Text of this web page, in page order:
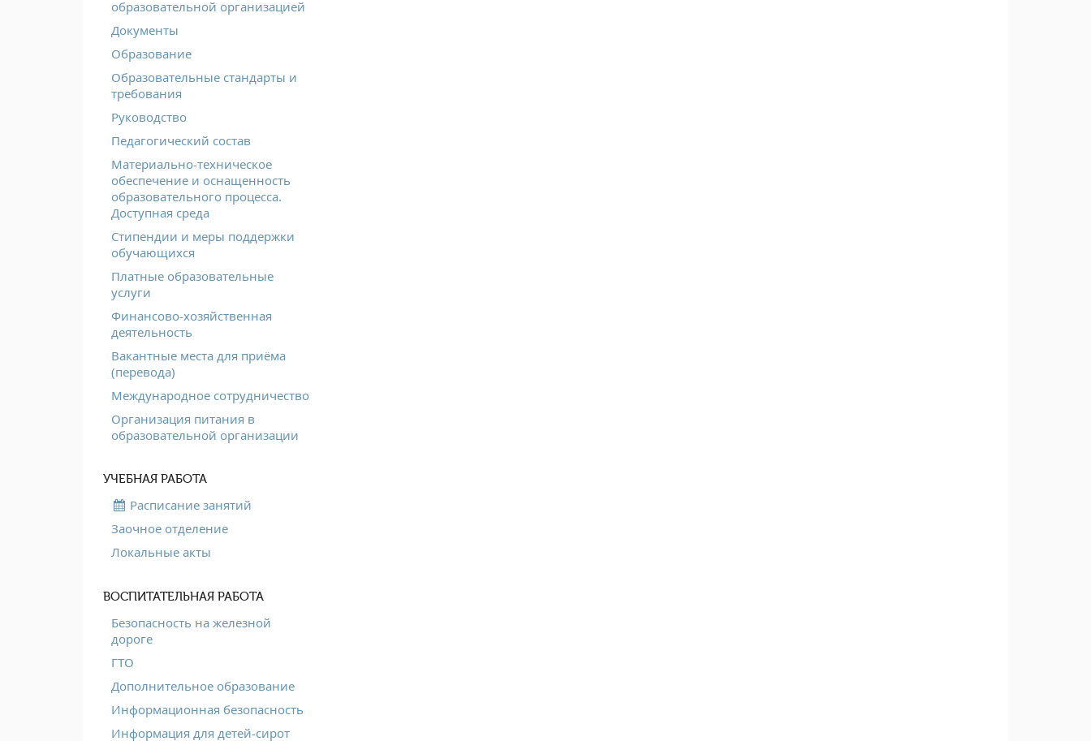
образовательной организацией
Документы
Образование
Образовательные стандарты и
требования
Руководство
Педагогический состав
Материально-техническое
обеспечение и оснащенность
образовательного процесса.
Доступная среда
Стипендии и меры поддержки
обучающихся
Платные образовательные
услуги
Финансово-хозяйственная
деятельность
Вакантные места для приёма
(перевода)
Международное сотрудничество
Организация питания в
образовательной организации
УЧЕБНАЯ РАБОТА
Расписание занятий
Заочное отделение
Локальные акты
ВОСПИТАТЕЛЬНАЯ РАБОТА
Безопасность на железной
дороге
ГТО
Дополнительное образование
Информационная безопасность
Информация для детей-сирот